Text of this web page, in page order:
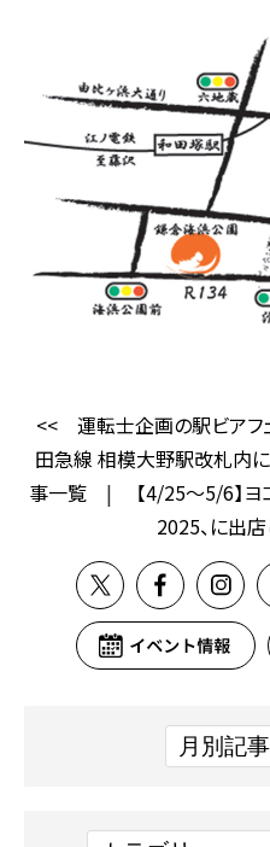
<<
運転士企画の駅ビアフ
田急線 相模大野駅改札内に
事一覧 |
【4/25～5/6】ヨ
2025、に出